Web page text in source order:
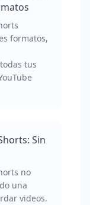
formatos,
tus
Sin
no
una
videos.